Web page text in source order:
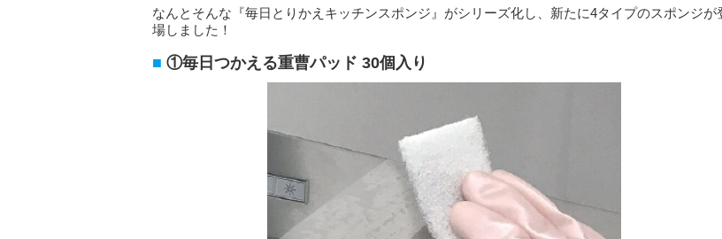
なんとそんな『毎日とりかえキッチンスポンジ』がシリーズ化し、新たに4タイプのスポンジが
場しました！
①毎日つかえる重曹パッド 30個入り